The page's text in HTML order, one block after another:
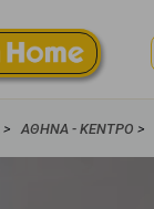
> ΑΘΉΝΑ - ΚΈΝΤΡΟ >